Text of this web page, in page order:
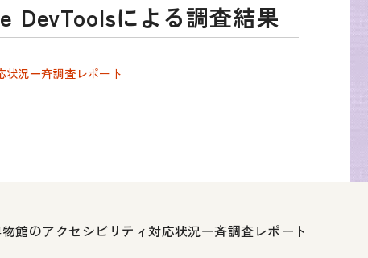
DevToolsによる調査結果
状況一斉調査レポート
物館のアクセシビリティ対応状況一斉調査レポート